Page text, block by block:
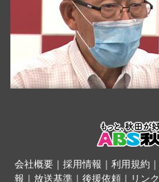
会社概要｜ 採用情報 ｜ 利用規約 ｜
報 ｜ 放送基準 ｜ 後援依頼 ｜ リンク